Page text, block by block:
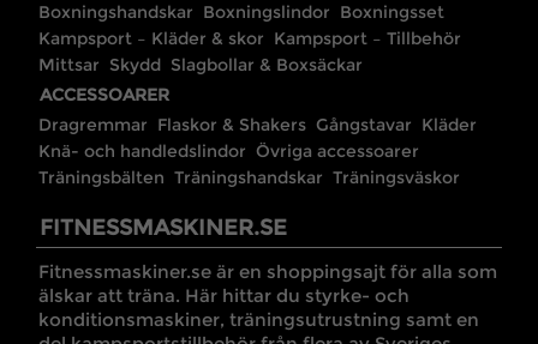
Boxningshandskar Boxningslindor Boxningsset
Kampsport – Kläder & skor Kampsport – Tillbehör
Mittsar Skydd Slagbollar & Boxsäckar
ACCESSOARER
Dragremmar Flaskor & Shakers Gångstavar Kläder
Knä- och handledslindor Övriga accessoarer
Träningsbälten Träningshandskar Träningsväskor
FITNESSMASKINER.SE
Fitnessmaskiner.se är en shoppingsajt för alla som
älskar att träna. Här hittar du styrke- och
konditionsmaskiner, träningsutrustning samt en